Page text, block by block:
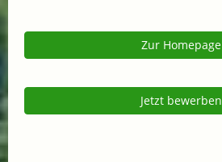
Zur Homepage
Jetzt bewerben